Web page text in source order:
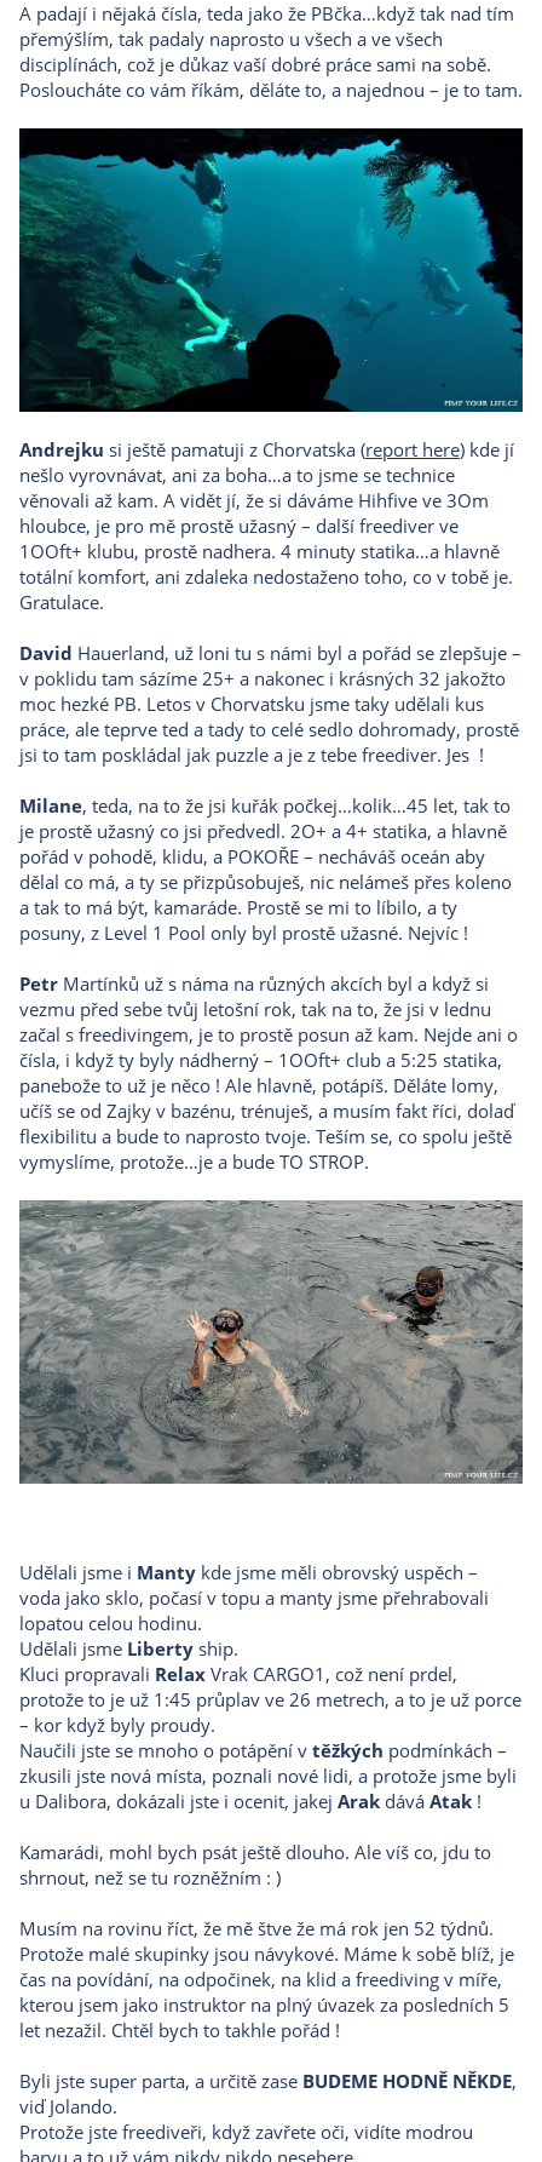
A padají i nějaká čísla, teda jako že PBčka…když tak nad tím
přemýšlím, tak padaly naprosto u všech a ve všech
disciplínách, což je důkaz vaší dobré práce sami na sobě.
Posloucháte co vám říkám, děláte to, a najednou – je to tam.
Andrejku si ještě pamatuji z Chorvatska (report here) kde jí
nešlo vyrovnávat, ani za boha…a to jsme se technice
věnovali až kam. A vidět jí, že si dáváme Hihfive ve 3Om
hloubce, je pro mě prostě užasný – další freediver ve
1OOft+ klubu, prostě nadhera. 4 minuty statika…a hlavně
totální komfort, ani zdaleka nedostaženo toho, co v tobě je.
Gratulace.
David Hauerland, už loni tu s námi byl a pořád se zlepšuje –
v poklidu tam sázíme 25+ a nakonec i krásných 32 jakožto
moc hezké PB. Letos v Chorvatsku jsme taky udělali kus
práce, ale teprve ted a tady to celé sedlo dohromady, prostě
jsi to tam poskládal jak puzzle a je z tebe freediver. Jes !
Milane, teda, na to že jsi kuřák počkej…kolik…45 let, tak to
je prostě užasný co jsi předvedl. 2O+ a 4+ statika, a hlavně
pořád v pohodě, klidu, a POKOŘE – necháváš oceán aby
dělal co má, a ty se přizpůsobuješ, nic nelámeš přes koleno
a tak to má být, kamaráde. Prostě se mi to líbilo, a ty
posuny, z Level 1 Pool only byl prostě užasné. Nejvíc !
Petr Martínků už s náma na různých akcích byl a když si
vezmu před sebe tvůj letošní rok, tak na to, že jsi v lednu
začal s freedivingem, je to prostě posun až kam. Nejde ani o
čísla, i když ty byly nádherný – 1OOft+ club a 5:25 statika,
panebože to už je něco ! Ale hlavně, potápíš. Děláte lomy,
učíš se od Zajky v bazénu, trénuješ, a musím fakt říci, dolaď
flexibilitu a bude to naprosto tvoje. Teším se, co spolu ještě
vymyslíme, protože…je a bude TO STROP.
Udělali jsme i Manty kde jsme měli obrovský uspěch –
voda jako sklo, počasí v topu a manty jsme přehrabovali
lopatou celou hodinu.
Udělali jsme Liberty ship.
Kluci propravali Relax Vrak CARGO1, což není prdel,
protože to je už 1:45 průplav ve 26 metrech, a to je už porce
– kor když byly proudy.
Naučili jste se mnoho o potápění v těžkých podmínkách –
zkusili jste nová místa, poznali nové lidi, a protože jsme byli
u Dalibora, dokázali jste i ocenit, jakej Arak dává Atak !
Kamarádi, mohl bych psát ještě dlouho. Ale víš co, jdu to
shrnout, než se tu rozněžním : )
Musím na rovinu říct, že mě štve že má rok jen 52 týdnů.
Protože malé skupinky jsou návykové. Máme k sobě blíž, je
čas na povídání, na odpočinek, na klid a freediving v míře,
kterou jsem jako instruktor na plný úvazek za posledních 5
let nezažil. Chtěl bych to takhle pořád !
Byli jste super parta, a určitě zase BUDEME HODNĚ NĚKDE,
viď Jolando.
Protože jste freediveři, když zavřete oči, vidíte modrou